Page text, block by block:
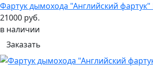
Фартук дымохода "Английский
21000 руб.
в наличии
Заказать